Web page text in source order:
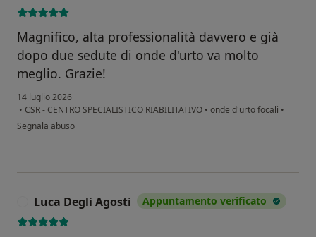
Magnifico, alta professionalità davvero e già
dopo due sedute di onde d'urto va molto
meglio. Grazie!
14 luglio 2026
• CSR - CENTRO SPECIALISTICO RIABILITATIVO • onde d'urto focali •
secondo l'opinione dell'utente Ilich Rausa
Segnala abuso
Luca Degli Agosti Appuntamento verificato